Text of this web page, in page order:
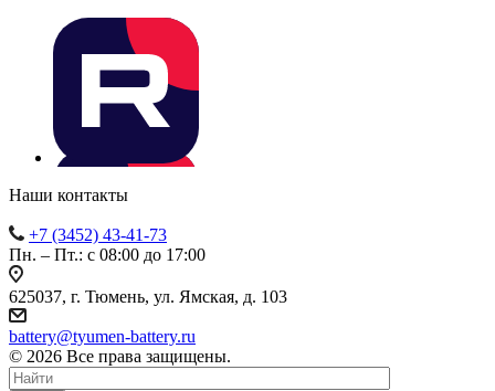
Наши контакты
+7 (3452) 43-41-73
Пн. – Пт.: с 08:00 до 17:00
625037, г. Тюмень, ул. Ямская, д. 103
battery@tyumen-battery.ru
© 2026 Все права защищены.